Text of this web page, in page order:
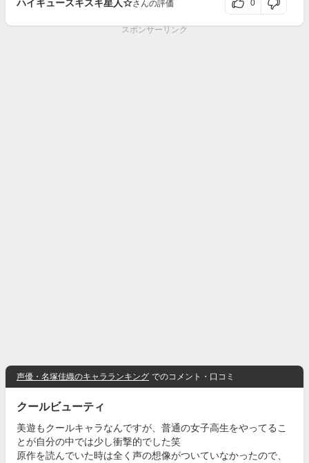
ハイキュースキスキ星人☆さんの評価 0
スポンサーリンク
声優・名塚佳織のキャラランキング でのコメント・口コミ
クールビューティ
美遊もクールキャラなんですが、普通の女子高生をやってるこ
とが自分の中では少し衝撃的でした笑
原作を読んでいた時は全く声の想像がついていなかったので、